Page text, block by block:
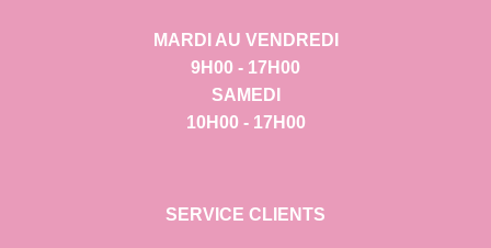
MARDI AU VENDREDI
9H00 - 17H00
SAMEDI
10H00 - 17H00
SERVICE CLIENTS